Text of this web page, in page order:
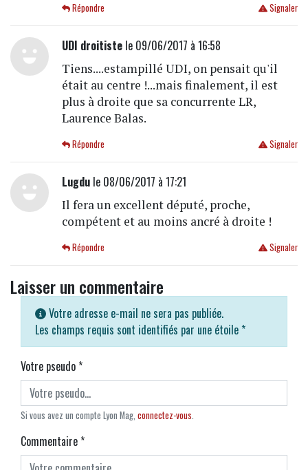
Signaler
Répondre
UDI droitistele 09/06/2017 à 16:58
Tiens....estampillé UDI, on pensait qu'il
était au centre !...mais finalement, il est
plus à droite que sa concurrente LR,
Laurence Balas.
Signaler
Répondre
Lugdule 08/06/2017 à 17:21
Il fera un excellent député, proche,
compétent et au moins ancré à droite !
Signaler
Répondre
Laisser un commentaire
Votre adresse e-mail ne sera pas publiée.
Les champs requis sont identifiés par une étoile *
Votre pseudo*
Si vous avez un compte Lyon Mag, connectez-vous.
Commentaire*